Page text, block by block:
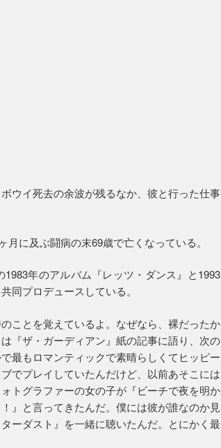
ウイ死去の余波が残るなか、彼と行った仕事
に及ぶ闘病の末69歳で亡くなっている。
年のアルバム『レッツ・ダンス』と1993
同プロデュースしている。
ことを覚えているよ。なぜなら、裸だったか
『ザ・ガーディアン』紙の記事に語り、次の
最もロマンティックで素晴らしくてヒッピー
でプレイしていたんだけど、以前あそこには
トグラファーの女の子が『ビーチで夜を明か
』と言ってきたんだ。僕には彼が誰なのか見
ーダスト』を一緒に聴いたんだ。とにかく最